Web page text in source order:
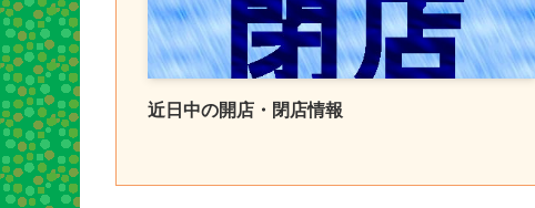
近日中の開店・閉店情報